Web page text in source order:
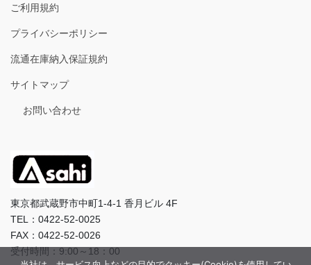
ご利用規約
プライバシーポリシー
流通在庫納入保証規約
サイトマップ
お問い合わせ
東京都武蔵野市中町1-4-1 香月ビル 4F
TEL：0422-52-0025
FAX：0422-52-0026
受付時間：9:00～18：00